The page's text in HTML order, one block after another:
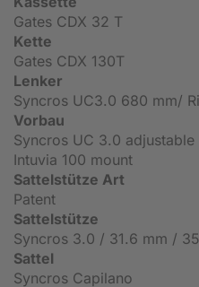
Gates CDX 32 T
Kette
Gates CDX 130T
Lenker
Syncros UC3.0 680 mm/
Vorbau
Syncros UC 3.0
Intuvia 100 mount
Sattelstütze Art
Patent
Sattelstütze
Syncros 3.0 / 31.6 mm /
Sattel
Syncros Capilano